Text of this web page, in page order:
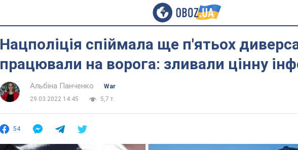
Нацполіція спіймала ще п'ятьох
працювали на ворога: зливали цінну
Альбіна Панченко
War
29.03.2022 14:45
5,7 т.
54